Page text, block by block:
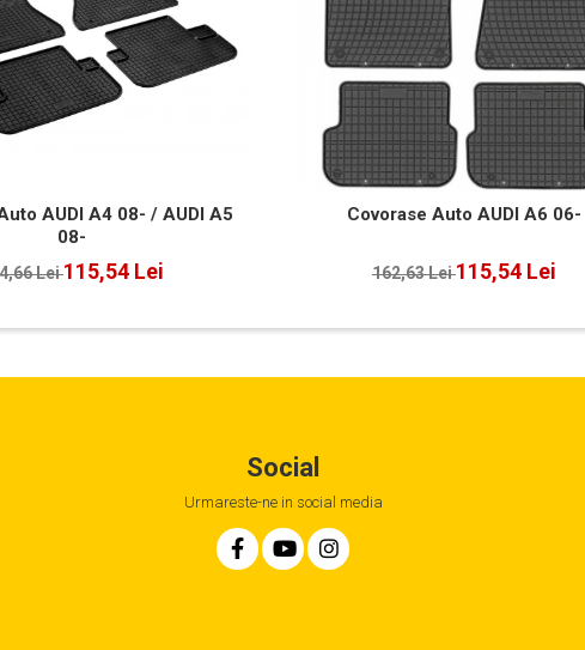
AUDI A4 08- / AUDI A5
08-
Lei115,54 Lei
Covorase Auto AUDI A6 06-
162,63 Lei115,54 Lei
Social
Urmareste-ne in social media